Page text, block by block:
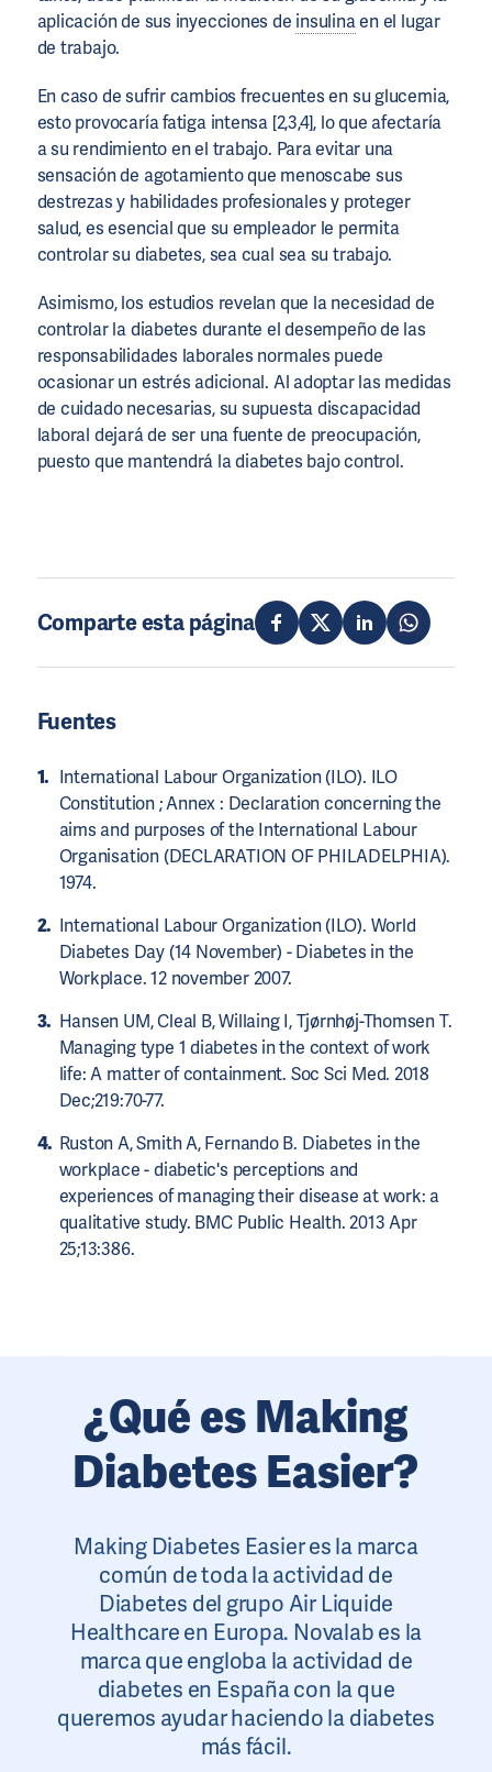
aplicación de sus inyecciones de insulinaen el lugar
de trabajo.
En caso de sufrir cambios frecuentes en su glucemia,
esto provocaría fatiga intensa [2,3,4], lo que afectaría
a su rendimiento en el trabajo. Para evitar una
sensación de agotamiento que menoscabe sus
destrezas y habilidades profesionales y proteger
salud, es esencial que su empleador le permita
controlar su diabetes, sea cual sea su trabajo.
Asimismo, los estudios revelan que la necesidad de
controlar la diabetes durante el desempeño de las
responsabilidades laborales normales puede
ocasionar un estrés adicional. Al adoptar las medidas
de cuidado necesarias, su supuesta discapacidad
laboral dejará de ser una fuente de preocupación,
puesto que mantendrá la diabetes bajo control.
Comparte esta página
Fuentes
International Labour Organization (ILO). ILO
Constitution ; Annex : Declaration concerning the
aims and purposes of the International Labour
Organisation (DECLARATION OF PHILADELPHIA).
1974.
International Labour Organization (ILO). World
Diabetes Day (14 November) - Diabetes in the
Workplace. 12 november 2007.
Hansen UM, Cleal B, Willaing I, Tjørnhøj-Thomsen T.
Managing type 1 diabetes in the context of work
life: A matter of containment. Soc Sci Med. 2018
Dec;219:70-77.
Ruston A, Smith A, Fernando B. Diabetes in the
workplace - diabetic's perceptions and
experiences of managing their disease at work: a
qualitative study. BMC Public Health. 2013 Apr
25;13:386.
¿Qué es Making
Diabetes Easier?
Making Diabetes Easier es la marca
común de toda la actividad de
Diabetes del grupo Air Liquide
Healthcare en Europa. Novalab es la
marca que engloba la actividad de
diabetes en España con la que
queremos ayudar haciendo la diabetes
más fácil.